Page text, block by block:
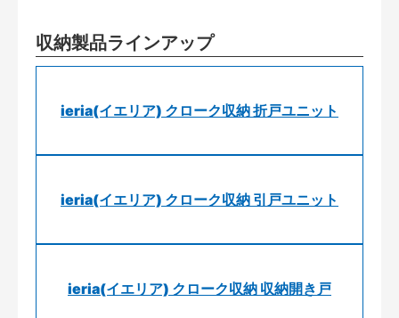
収納製品ラインアップ
ieria(イエリア) クローク収納 折戸ユニット
ieria(イエリア) クローク収納 引戸ユニット
ieria(イエリア) クローク収納 収納開き戸